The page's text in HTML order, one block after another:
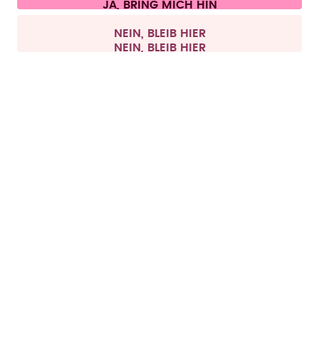
Alle Preise sind inklusive Mehrwertsteuer und zzgl. Versandkosten.
NEIN, BLEIB HIER